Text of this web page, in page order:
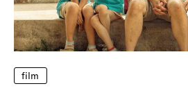
film